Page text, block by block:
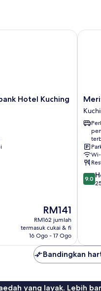
Hotel Kuching
Harga
ialah
RM141
RM141
RM162 jumlah
termasuk cukai & fi
16 Ogo - 17 Ogo
Hotel Kuching
Hotel
9.0
9.0
Bandingkan
yang layak. Lebih